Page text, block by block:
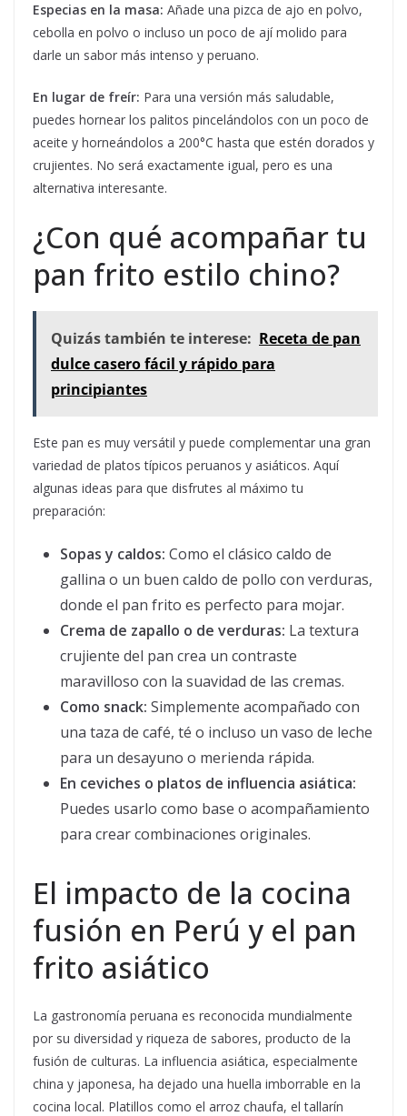
Especias en la masa: Añade una pizca de ajo en polvo,
cebolla en polvo o incluso un poco de ají molido para
darle un sabor más intenso y peruano.
En lugar de freír: Para una versión más saludable,
puedes hornear los palitos pincelándolos con un poco de
aceite y horneándolos a 200°C hasta que estén dorados y
crujientes. No será exactamente igual, pero es una
alternativa interesante.
¿Con qué acompañar tu
pan frito estilo chino?
Quizás también te interese: Receta de pan
dulce casero fácil y rápido para
principiantes
Este pan es muy versátil y puede complementar una gran
variedad de platos típicos peruanos y asiáticos. Aquí
algunas ideas para que disfrutes al máximo tu
preparación:
Sopas y caldos: Como el clásico caldo de
gallina o un buen caldo de pollo con verduras,
donde el pan frito es perfecto para mojar.
Crema de zapallo o de verduras: La textura
crujiente del pan crea un contraste
maravilloso con la suavidad de las cremas.
Como snack: Simplemente acompañado con
una taza de café, té o incluso un vaso de leche
para un desayuno o merienda rápida.
En ceviches o platos de influencia asiática:
Puedes usarlo como base o acompañamiento
para crear combinaciones originales.
El impacto de la cocina
fusión en Perú y el pan
frito asiático
La gastronomía peruana es reconocida mundialmente
por su diversidad y riqueza de sabores, producto de la
fusión de culturas. La influencia asiática, especialmente
china y japonesa, ha dejado una huella imborrable en la
cocina local. Platillos como el arroz chaufa, el tallarín